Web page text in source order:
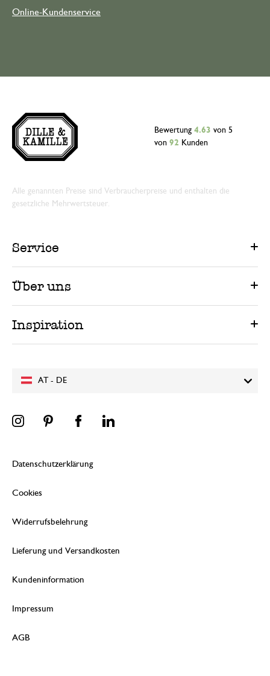
Online-Kundenservice
AT - DE
Bewertung 4.63 von 5
von 92 Kunden
Alle genannten Preise sind Verbraucherpreise und enthalten die
gesetzliche Mehrwertsteuer.
Service
Über uns
Inspiration
Datenschutzerklärung
Cookies
Widerrufsbelehrung
Lieferung und Versandkosten
Kundeninformation
Impressum
AGB